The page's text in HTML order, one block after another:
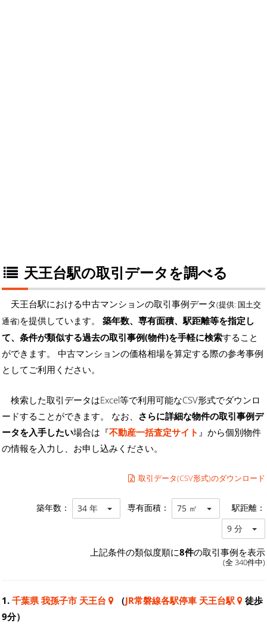
天王台駅の取引データを調べる
天王台駅における中古マンションの取引事例データ(提供: 国土交
通省)を提供しています。 築年数、専有面積、駅距離等を指定し
て、条件が類似する過去の取引事例(物件)を手軽に検索すること
ができます。 中古マンションの価格相場を算定する際の参考事例
としてご利用ください。
検索した取引データはExcel等で利用可能なCSV形式でダウンロ
ードすることができます。 なお、 さらに詳細な物件の取引事例デ
ータを入手したい場合は『不動産一括査定サイト 』から個別物件
の情報を入力し、お申し込みください。
取引データ(CSV形式)のダウンロード
築年数： 34 年 専有面積： 75 ㎡ 駅距離：
9 分
上記条件の類似度順に8件の取引事例を表示
(全 340件中)
1. 千葉県 我孫子市 天王台 （JR常磐線各駅停車 天王台駅
徒歩
9分）